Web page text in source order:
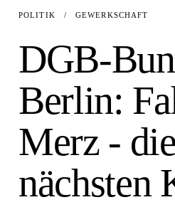
POLITIK / GEWERKSCHAFT
DGB-
Berlin:
Merz -
nächsten